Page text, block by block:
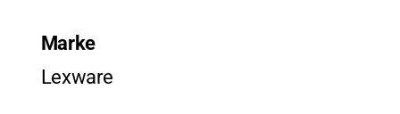
Marke
Lexware